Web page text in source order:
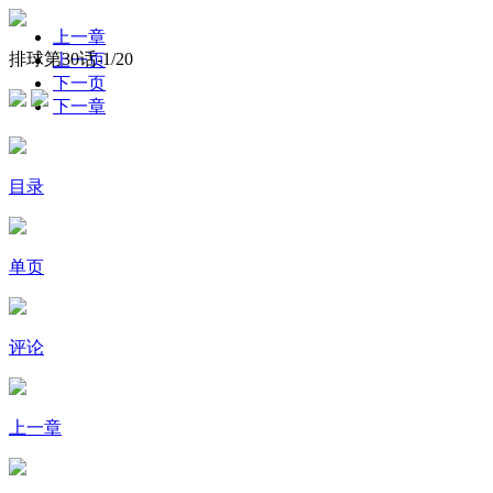
排球第30话-1/20
上一章
上一页
下一页
下一章
目录
单页
评论
上一章